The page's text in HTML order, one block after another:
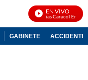
EN VIVO
Noticias Caracol En Vivo
GABINETE ACCIDENTE